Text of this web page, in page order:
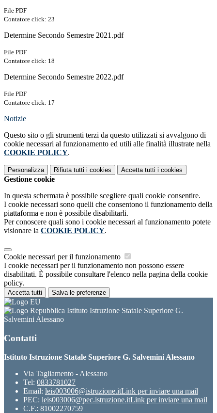
File PDF
Contatore click: 23
Determine Secondo Semestre 2021.pdf
File PDF
Contatore click: 18
Determine Secondo Semestre 2022.pdf
File PDF
Contatore click: 17
Notizie
Questo sito o gli strumenti terzi da questo utilizzati si avvalgono di
cookie necessari al funzionamento ed utili alle finalità illustrate nella
COOKIE POLICY.
Personalizza Rifiuta tutti i cookies Accetta tutti i cookies
Gestione cookie
In questa schermata è possibile scegliere quali cookie consentire.
I cookie necessari sono quelli che consentono il funzionamento della
piattaforma e non è possibile disabilitarli.
Per conoscere quali sono i cookie necessari al funzionamento potete
visionare la COOKIE POLICY.
Cookie necessari per il funzionamento
I cookie necessari per il funzionamento non possono essere
disabilitati. È possibile consultare l'elenco nella pagina della cookie
policy.
Accetta tutti Salva le preferenze
Istituto Istruzione Statale Superiore G.
Salvemini Alessano
Contatti
Istituto Istruzione Statale Superiore G. Salvemini Alessano
Via Tagliamento - Alessano
Tel: 0833781027
Email: leis003006@istruzione.itLink per inviare una mail
PEC: leis003006@pec.istruzione.itLink per inviare una mail
C.F.: 81002270759